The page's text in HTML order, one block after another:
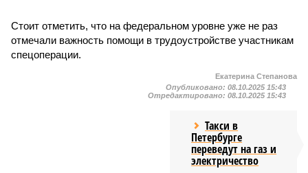
Стоит отметить, что на федеральном уровне уже не раз
отмечали важность помощи в трудоустройстве участникам
спецоперации.
Екатерина Степанова
Опубликовано: 08.10.2025 15:43
Отредактировано: 08.10.2025 15:43
Такси в
Петербурге
переведут на газ и
электричество